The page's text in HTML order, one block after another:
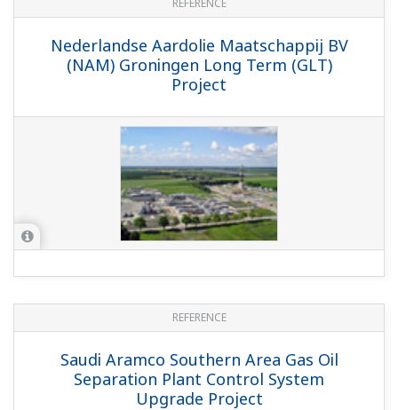
Nederlandse Aardolie Maatschappij BV
(NAM) Groningen Long Term (GLT)
Project
REFERENCE
Saudi Aramco Southern Area Gas Oil
Separation Plant Control System
Upgrade Project